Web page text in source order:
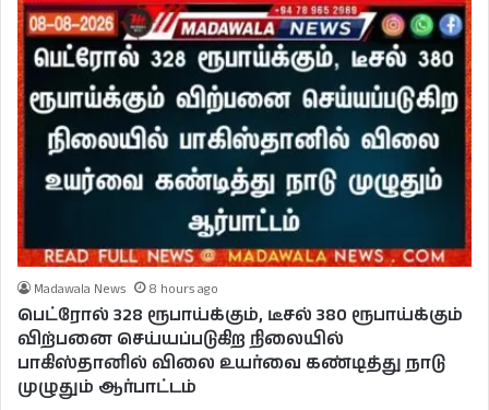
Madawala News 8 hours ago
பெட்ரோல் 328 ரூபாய்க்கும், டீசல் 380 ரூபாய்க்கும்
விற்பனை செய்யப்படுகிற நிலையில்
பாகிஸ்தானில் விலை உயர்வை கண்டித்து நாடு
முழுதும் ஆர்பாட்டம்